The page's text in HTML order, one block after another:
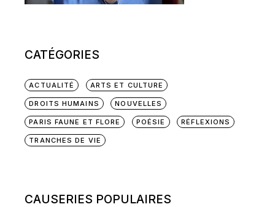
CATÉGORIES
ACTUALITÉ ARTS ET CULTURE
DROITS HUMAINS NOUVELLES
PARIS FAUNE ET FLORE POÉSIE RÉFLEXIONS
TRANCHES DE VIE
CAUSERIES POPULAIRES